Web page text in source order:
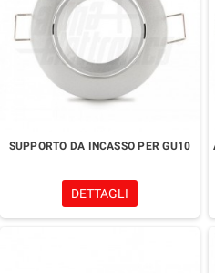
SUPPORTO DA INCASSO PER GU10
DETTAGLI